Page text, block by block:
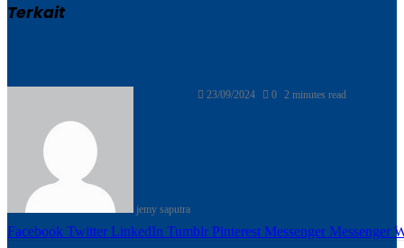
Terkait
jemy saputra
Send23/09/2024 0 2 minutes read
Facebook Twitter LinkedIn Tumblr Pinterest Messenger Messenger